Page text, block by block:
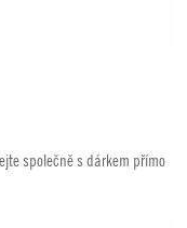
společně s dárkem přímo